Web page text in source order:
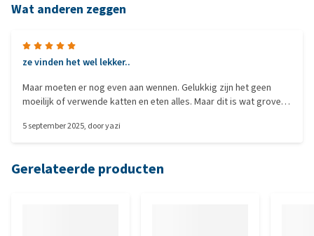
Wat anderen zeggen
ze vinden het wel lekker..
Maar moeten er nog even aan wennen. Gelukkig zijn het geen
moeilijk of verwende katten en eten alles. Maar dit is wat grove
Jammer dat er geen 800gr blikken zijn en 6 packs gemixt.
toekomst. Zeker wel een aanrader, goede ingrediënten en
5 september 2025, dooryazi
Gerelateerde producten